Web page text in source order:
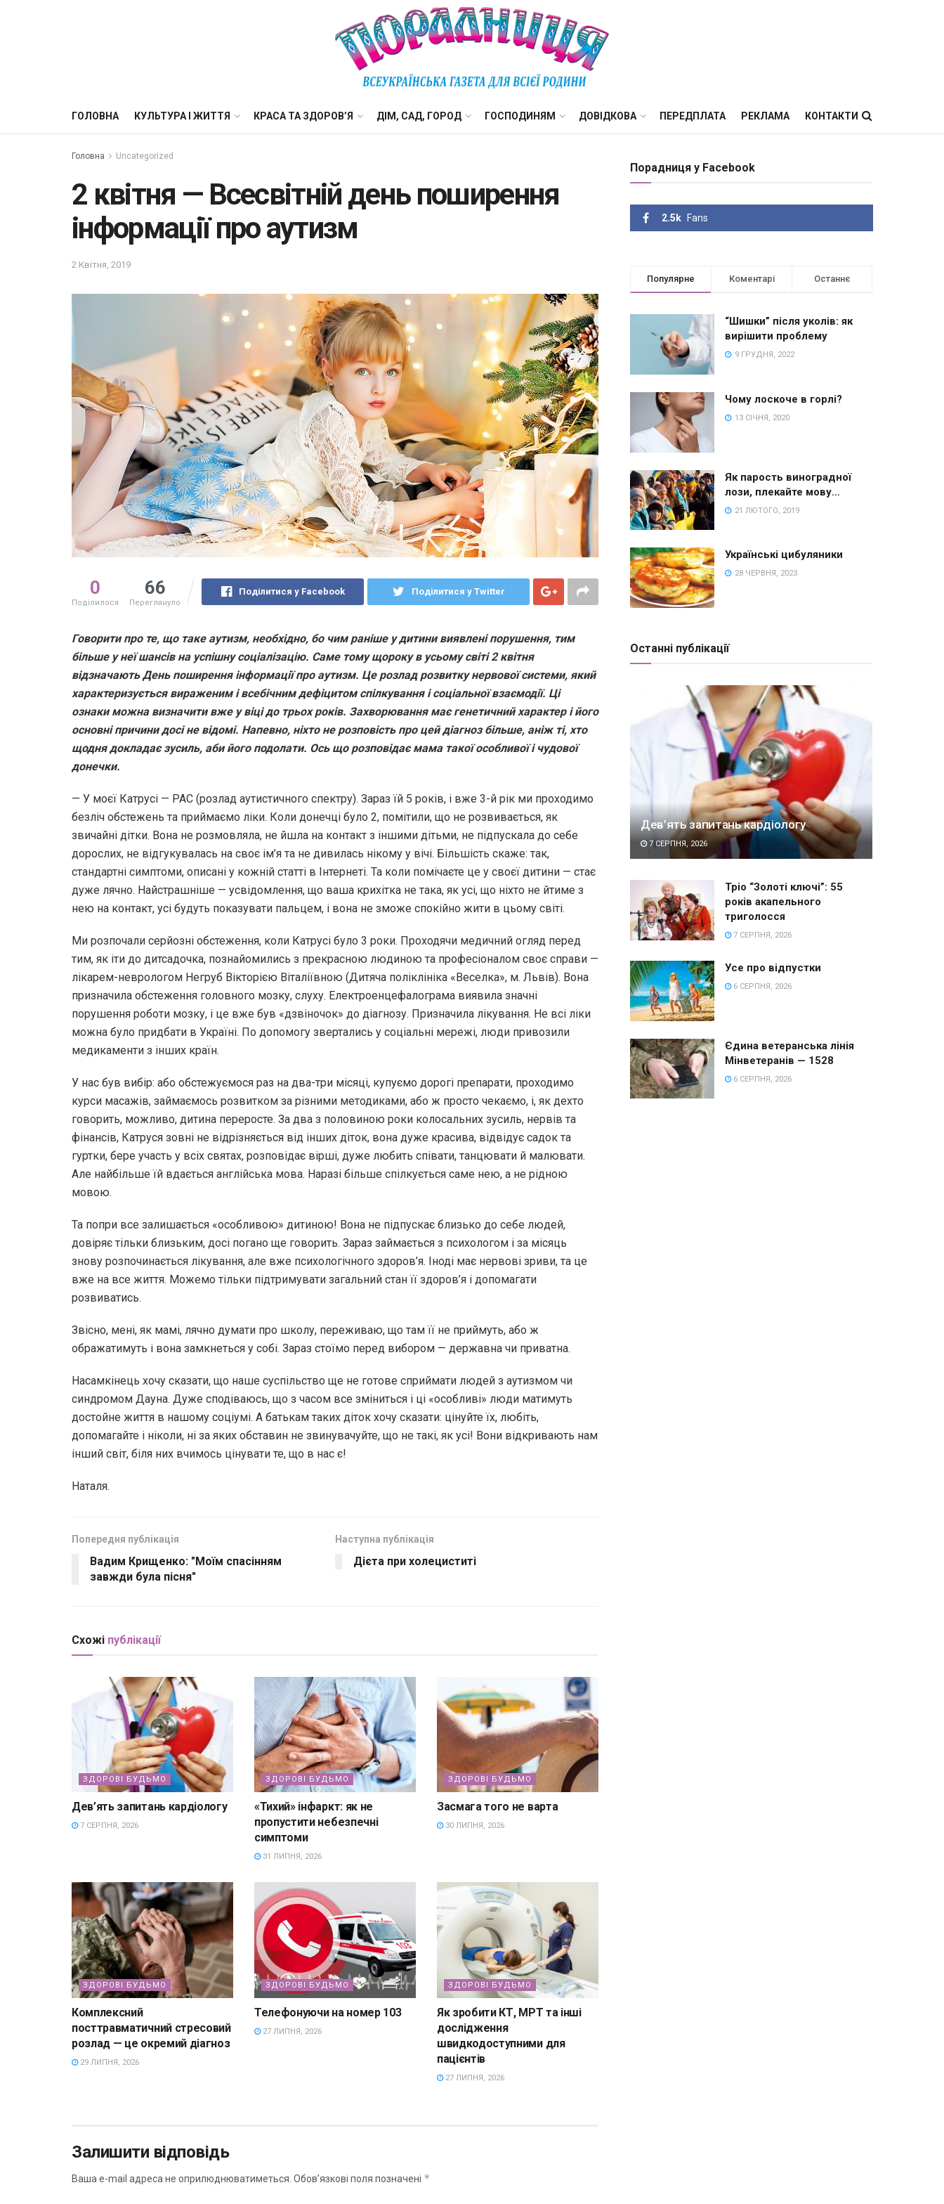
ГОЛОВНА КУЛЬТУРА І ЖИТТЯ КРАСА ТА ЗДОРОВ’Я ДІМ, САД, ГОРОД ГОСПОДИНЯМ ДОВІДКОВА ПЕРЕДПЛАТА РЕКЛАМА КОНТАКТИ
Головна Uncategorized
2 квітня — Всесвітній день поширення
інформації про аутизм
2 Квітня, 2019
0
Поділилося
66
Переглянуло
Поділитися у Facebook Поділитися у Twitter
Говорити про те, що таке аутизм, необхідно, бо чим раніше у дитини виявлені порушення, тим
більше у неї шансів на успішну соціалізацію. Саме тому щороку в усьому світі 2 квітня
відзначають День поширення інформації про аутизм. Це розлад розвитку нервової системи, який
характеризується вираженим і всебічним дефіцитом спілкування і соціальної взаємодії. Ці
ознаки можна визначити вже у віці до трьох років. Захворювання має генетичний характер і його
основні причини досі не відомі. Напевно, ніхто не розповість про цей діагноз більше, аніж ті, хто
щодня докладає зусиль, аби його подолати. Ось що розповідає мама такої особливої і чудової
донечки.
— У моєї Катрусі — РАС (розлад аутистичного спектру). Зараз їй 5 років, і вже 3-й рік ми проходимо
безліч обстежень та приймаємо ліки. Коли донечці було 2, помітили, що не розвивається, як
звичайні дітки. Вона не розмовляла, не йшла на контакт з іншими дітьми, не підпускала до себе
дорослих, не відгукувалась на своє ім’я та не дивилась нікому у вічі. Більшість скаже: так,
стандартні симптоми, описані у кожній статті в Інтернеті. Та коли помічаєте це у своєї дитини — стає
дуже лячно. Найстрашніше — усвідомлення, що ваша крихітка не така, як усі, що ніхто не йтиме з
нею на контакт, усі будуть показувати пальцем, і вона не зможе спокійно жити в цьому світі.
Ми розпочали серйозні обстеження, коли Катрусі було 3 роки. Проходячи медичний огляд перед
тим, як іти до дитсадочка, познайомились з прекрасною людиною та професіоналом своє справи —
лікарем-неврологом Негруб Вікторією Віталіївною (Дитяча поліклініка «Веселка», м. Львів). Вона
призначила обстеження головного мозку, слуху. Електроенцефалограма виявила значні
порушення роботи мозку, і це вже був «дзвіночок» до діагнозу. Призначила лікування. Не всі ліки
можна було придбати в Україні. По допомогу звертались у соціальні мережі, люди привозили
медикаменти з інших країн.
У нас був вибір: або обстежуємося раз на два-три місяці, купуємо дорогі препарати, проходимо
курси масажів, займаємось розвитком за різними методиками, або ж просто чекаємо, і, як дехто
говорить, можливо, дитина переросте. За два з половиною роки колосальних зусиль, нервів та
фінансів, Катруся зовні не відрізняється від інших діток, вона дуже красива, відвідує садок та
гуртки, бере участь у всіх святах, розповідає вірші, дуже любить співати, танцювати й малювати.
Але найбільше їй вдається англійська мова. Наразі більше спілкується саме нею, а не рідною
мовою.
Та попри все залишається «особливою» дитиною! Вона не підпускає близько до себе людей,
довіряє тільки близьким, досі погано ще говорить. Зараз займається з психологом і за місяць
знову розпочинається лікування, але вже психологічного здоров’я. Іноді має нервові зриви, та це
вже на все життя. Можемо тільки підтримувати загальний стан її здоров’я і допомагати
розвиватись.
Звісно, мені, як мамі, лячно думати про школу, переживаю, що там її не приймуть, або ж
ображатимуть і вона замкнеться у собі. Зараз стоїмо перед вибором — державна чи приватна.
Насамкінець хочу сказати, що наше суспільство ще не готове сприймати людей з аутизмом чи
синдромом Дауна. Дуже сподіваюсь, що з часом все зміниться і ці «особливі» люди матимуть
достойне життя в нашому соціумі. А батькам таких діток хочу сказати: цінуйте їх, любіть,
допомагайте і ніколи, ні за яких обставин не звинувачуйте, що не такі, як усі! Вони відкривають нам
інший світ, біля них вчимось цінувати те, що в нас є!
Наталя.
Попередня публікація
Вадим Крищенко: "Моїм спасінням
завжди була пісня"
Наступна публікація
Дієта при холециститі
Схожі публікації
ЗДОРОВІ БУДЬМО
Дев’ять запитань кардіологу
7 СЕРПНЯ, 2026
ЗДОРОВІ БУДЬМО
«Тихий» інфаркт: як не
пропустити небезпечні
симптоми
31 ЛИПНЯ, 2026
ЗДОРОВІ БУДЬМО
Засмага того не варта
30 ЛИПНЯ, 2026
ЗДОРОВІ БУДЬМО
Комплексний
посттравматичний стресовий
розлад — це окремий діагноз
29 ЛИПНЯ, 2026
ЗДОРОВІ БУДЬМО
Телефонуючи на номер 103
27 ЛИПНЯ, 2026
ЗДОРОВІ БУДЬМО
Як зробити КТ, МРТ та інші
дослідження
швидкодоступними для
пацієнтів
27 ЛИПНЯ, 2026
Залишити відповідь
Ваша e-mail адреса не оприлюднюватиметься. Обов’язкові поля позначені *
Порадниця у Facebook
2.5k Fans
Популярне Коментарі Останнє
“Шишки” після уколів: як
вирішити проблему
9 ГРУДНЯ, 2022
Чому лоскоче в горлі?
13 СІЧНЯ, 2020
Як парость виноградної
лози, плекайте мову…
21 ЛЮТОГО, 2019
Українські цибуляники
28 ЧЕРВНЯ, 2023
Останні публікації
Дев’ять запитань кардіологу
7 СЕРПНЯ, 2026
Тріо “Золоті ключі”: 55
років акапельного
триголосся
7 СЕРПНЯ, 2026
Усе про відпустки
6 СЕРПНЯ, 2026
Єдина ветеранська лінія
Мінветеранів — 1528
6 СЕРПНЯ, 2026